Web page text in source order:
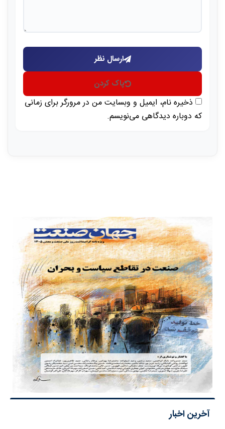
ارسال نظر
پاک کردن
ذخیره نام، ایمیل و وبسایت من در مرورگر برای زمانی
که دوباره دیدگاهی می‌نویسم.
آخرین اخبار